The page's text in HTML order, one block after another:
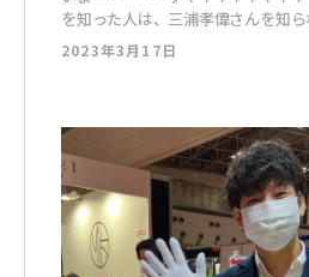
を知った人は、三浦孝偉さんを知
と紹介させてもらいます。 もうかれこれ10年以上の付き合
いで、僕の超初期のコンサルティン
2023年3月17日